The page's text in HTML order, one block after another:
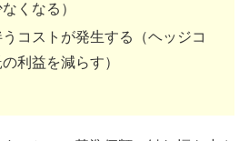
くなる）
コストが発生する（ヘッジコ
利益を減らす）